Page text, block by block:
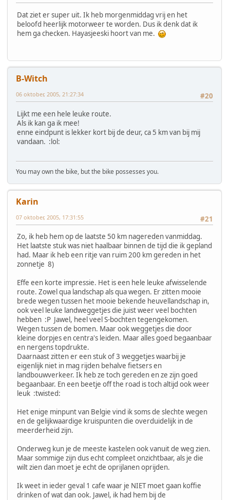
Dat ziet er super uit. Ik heb morgenmiddag vrij en het
beloofd heerlijk motorweer te worden. Dus ik denk dat ik
hem ga checken. Hayasjeeski hoort van me.
B-Witch
#20
06 oktober, 2005, 21:27:34
Lijkt me een hele leuke route.
Als ik kan ga ik mee!
enne eindpunt is lekker kort bij de deur, ca 5 km van bij mij
vandaan. :lol:
You may own the bike, but the bike possesses you.
Karin
#21
07 oktober, 2005, 17:31:55
Zo, ik heb hem op de laatste 50 km nagereden vanmiddag.
Het laatste stuk was niet haalbaar binnen de tijd die ik gepland
had. Maar ik heb een ritje van ruim 200 km gereden in het
zonnetje 8)
Effe een korte impressie. Het is een hele leuke afwisselende
route. Zowel qua landschap als qua wegen. Er zitten mooie
brede wegen tussen het mooie bekende heuvellandschap in,
ook veel leuke landweggetjes die juist weer veel bochten
hebben :P Jawel, heel veel S-bochten tegengekomen.
Wegen tussen de bomen. Maar ook weggetjes die door
kleine dorpjes en centra's leiden. Maar alles goed begaanbaar
en nergens topdrukte.
Daarnaast zitten er een stuk of 3 weggetjes waarbij je
eigenlijk niet in mag rijden behalve fietsers en
landbouwverkeer. Ik heb ze toch gereden en ze zijn goed
begaanbaar. En een beetje off the road is toch altijd ook weer
leuk :twisted:
Het enige minpunt van Belgie vind ik soms de slechte wegen
en de gelijkwaardige kruispunten die overduidelijk in de
meerderheid zijn.
Onderweg kun je de meeste kastelen ook vanuit de weg zien.
Maar sommige zijn dus echt compleet onzichtbaar, als je die
wilt zien dan moet je echt de oprijlanen oprijden.
Ik weet in ieder geval 1 cafe waar je NIET moet gaan koffie
drinken of wat dan ook. Jawel, ik had hem bij de